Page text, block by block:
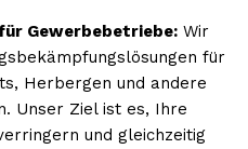
Gewerbebetriebe: Wir
für
Herbergen und andere
Unser Ziel ist es, Ihre
und gleichzeitig